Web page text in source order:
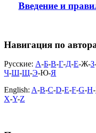
Введение и
Навигация по
Русские: А-Б-В-Г-Д-Е-Ж-З
Ч-Ш-Щ-Э-Ю-Я
English: A-B-C-D-E-F-G-H-
X-Y-Z